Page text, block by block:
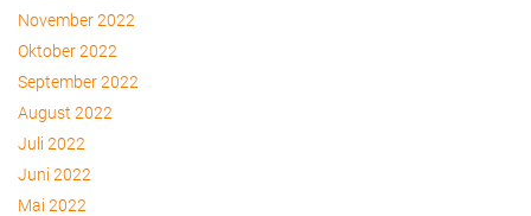
November 2022
Oktober 2022
September 2022
August 2022
Juli 2022
Juni 2022
Mai 2022